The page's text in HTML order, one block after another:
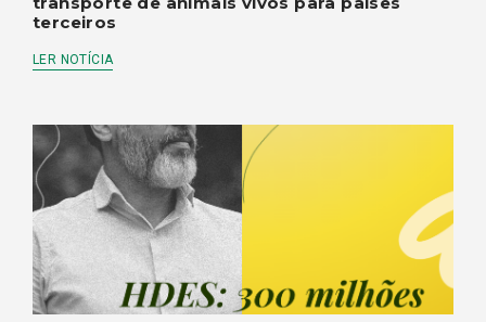
terceiros
LER NOTÍCIA